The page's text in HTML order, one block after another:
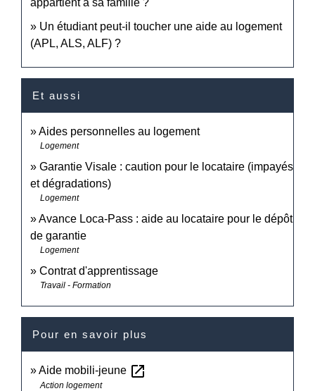
Un étudiant peut-il toucher une aide au logement
(APL, ALS, ALF) ?
Et aussi
Aides personnelles au logement
Logement
Garantie Visale : caution pour le locataire (impayés
et dégradations)
Logement
Avance Loca-Pass : aide au locataire pour le dépôt
de garantie
Logement
Contrat d'apprentissage
Travail - Formation
Pour en savoir plus
Aide mobili-jeune open_in_new
Action logement